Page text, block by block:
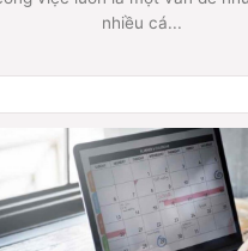
nhiều cá...